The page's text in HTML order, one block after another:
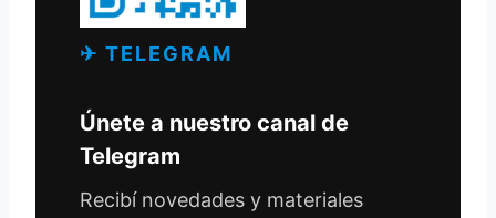
✈ TELEGRAM
Únete a nuestro canal de
Telegram
Recibí novedades y materiales